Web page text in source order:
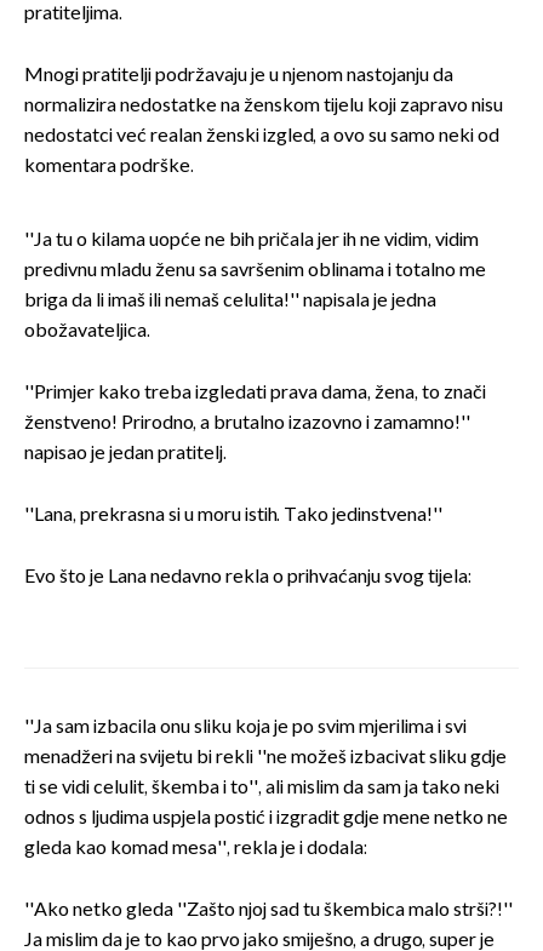
pratiteljima.
Mnogi pratitelji podržavaju je u njenom nastojanju da
normalizira nedostatke na ženskom tijelu koji zapravo nisu
nedostatci već realan ženski izgled, a ovo su samo neki od
komentara podrške.
''Ja tu o kilama uopće ne bih pričala jer ih ne vidim, vidim
predivnu mladu ženu sa savršenim oblinama i totalno me
briga da li imaš ili nemaš celulita!'' napisala je jedna
obožavateljica.
''Primjer kako treba izgledati prava dama, žena, to znači
ženstveno! Prirodno, a brutalno izazovno i zamamno!''
napisao je jedan pratitelj.
''Lana, prekrasna si u moru istih. Tako jedinstvena!''
Evo što je Lana nedavno rekla o prihvaćanju svog tijela:
''Ja sam izbacila onu sliku koja je po svim mjerilima i svi
menadžeri na svijetu bi rekli ''ne možeš izbacivat sliku gdje
ti se vidi celulit, škemba i to'', ali mislim da sam ja tako neki
odnos s ljudima uspjela postić i izgradit gdje mene netko ne
gleda kao komad mesa'', rekla je i dodala:
''Ako netko gleda ''Zašto njoj sad tu škembica malo strši?!''
Ja mislim da je to kao prvo jako smiješno, a drugo, super je